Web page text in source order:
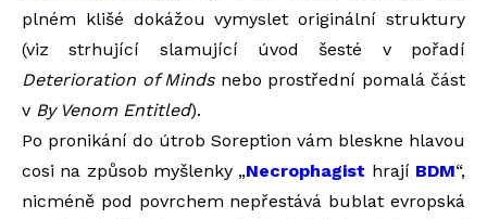
plném klišé dokážou vymyslet originální struktury
(viz strhující slamující úvod šesté v pořadí
Deterioration of Mindsnebo prostřední pomalá část
v By Venom Entitled).
Po pronikání do útrob Soreption vám bleskne hlavou
cosi na způsob myšlenky „Necrophagist hrají BDM“,
nicméně pod povrchem nepřestává bublat evropská